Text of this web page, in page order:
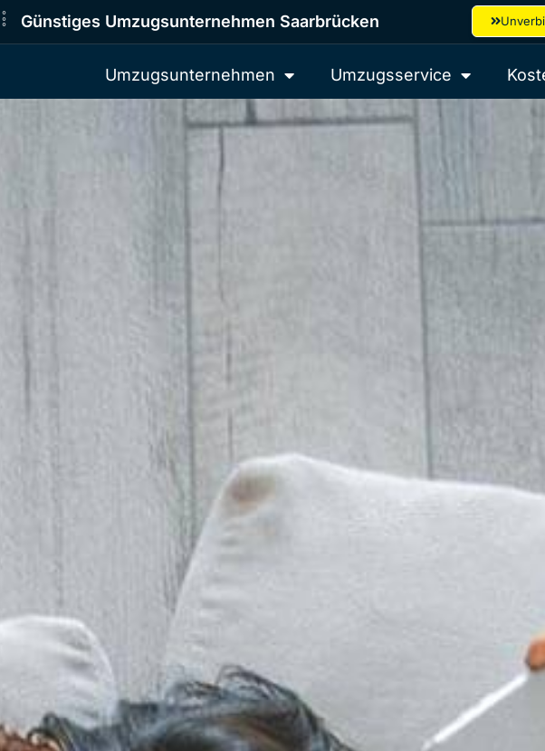
Günstiges Umzugsunternehmen Saarbrücken
Umzugsunternehmen Umzugsservice